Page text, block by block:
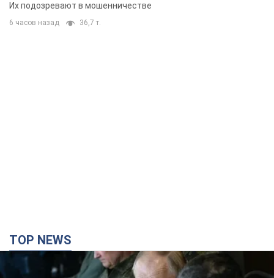
Их подозревают в мошенничестве
6 часов назад 36,7 т.
TOP NEWS